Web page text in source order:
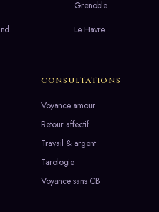
Grenoble
Le Havre
CONSULTATIONS
Voyance amour
Retour affectif
Travail & argent
Tarologie
Voyance sans CB